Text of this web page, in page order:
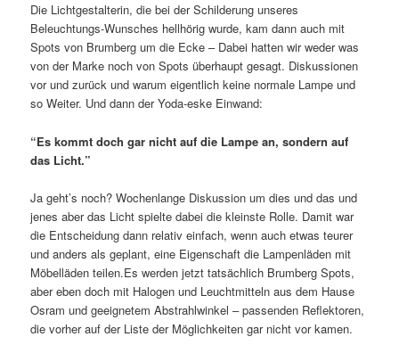
Die Lichtgestalterin, die bei der Schilderung unseres
Beleuchtungs-Wunsches hellhörig wurde, kam dann auch mit
Spots von Brumberg um die Ecke – Dabei hatten wir weder was
von der Marke noch von Spots überhaupt gesagt. Diskussionen
vor und zurück und warum eigentlich keine normale Lampe und
so Weiter. Und dann der Yoda-eske Einwand:
“Es kommt doch gar nicht auf die Lampe an, sondern auf
das Licht.”
Ja geht’s noch? Wochenlange Diskussion um dies und das und
jenes aber das Licht spielte dabei die kleinste Rolle. Damit war
die Entscheidung dann relativ einfach, wenn auch etwas teurer
und anders als geplant, eine Eigenschaft die Lampenläden mit
Möbelläden teilen.Es werden jetzt tatsächlich Brumberg Spots,
aber eben doch mit Halogen und Leuchtmitteln aus dem Hause
Osram und geeignetem Abstrahlwinkel – passenden Reflektoren,
die vorher auf der Liste der Möglichkeiten gar nicht vor kamen.